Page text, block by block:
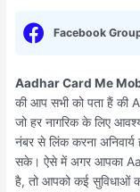
Facebook
Aadhar Card Me
की आप सभी को पता हैं की
जो हर नागरिक के लिए
नंबर से लिंक करना
सके। ऐसे में अगर आपका
है, तो आपको कई सुविधाओं